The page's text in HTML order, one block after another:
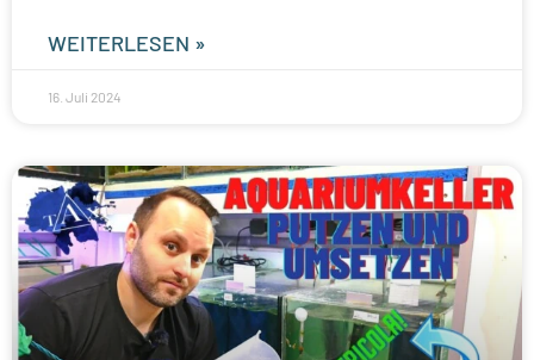
WEITERLESEN »
16. Juli 2024